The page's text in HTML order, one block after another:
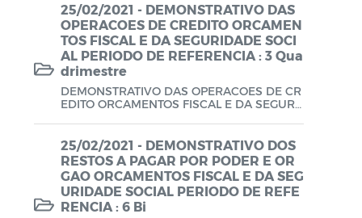
Relatório Resumido da Execução
Orçamentária (RREO) - A partir de 2021
Saúde - Leis e Decretos
Saúde - Regimento Interno
LGPD
25/02/2021 - DEMONSTRATIVO DAS
OPERACOES DE CREDITO ORCAMEN
TOS FISCAL E DA SEGURIDADE SOCI
AL PERIODO DE REFERENCIA : 3 Qua
drimestre
DEMONSTRATIVO DAS OPERACOES DE CR
EDITO ORCAMENTOS FISCAL E DA SEGURI
25/02/2021 - DEMONSTRATIVO DOS
RESTOS A PAGAR POR PODER E OR
GAO ORCAMENTOS FISCAL E DA SEG
URIDADE SOCIAL PERIODO DE REFE
RENCIA : 6 Bi